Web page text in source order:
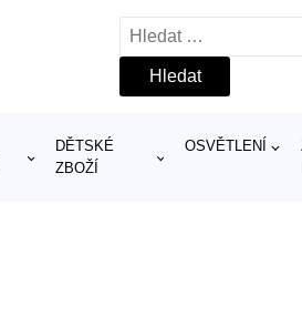
Vyhledávání
DĚTSKÉ
ZBOŽÍ
OSVĚTLENÍ